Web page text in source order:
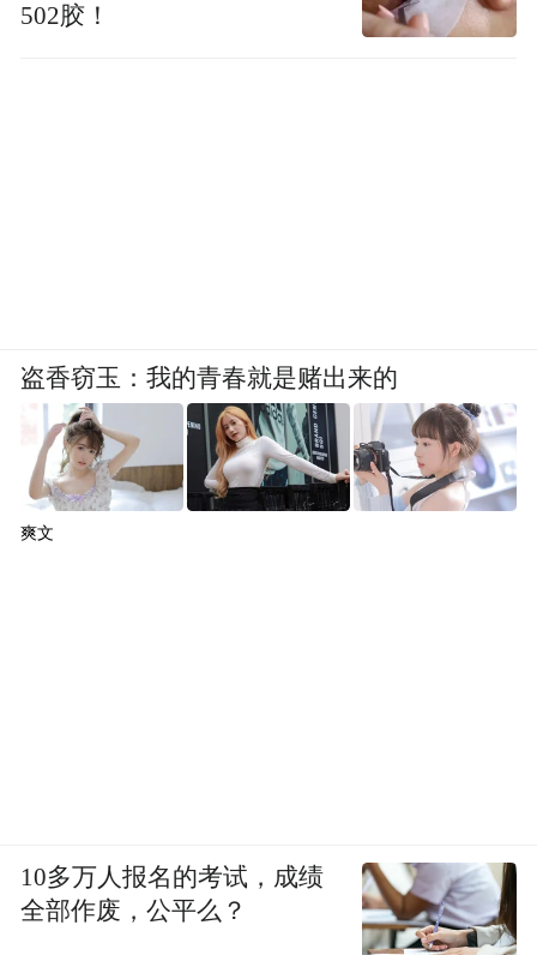
502胶！
盗香窃玉：我的青春就是赌出来的
爽文
10多万人报名的考试，成绩
全部作废，公平么？